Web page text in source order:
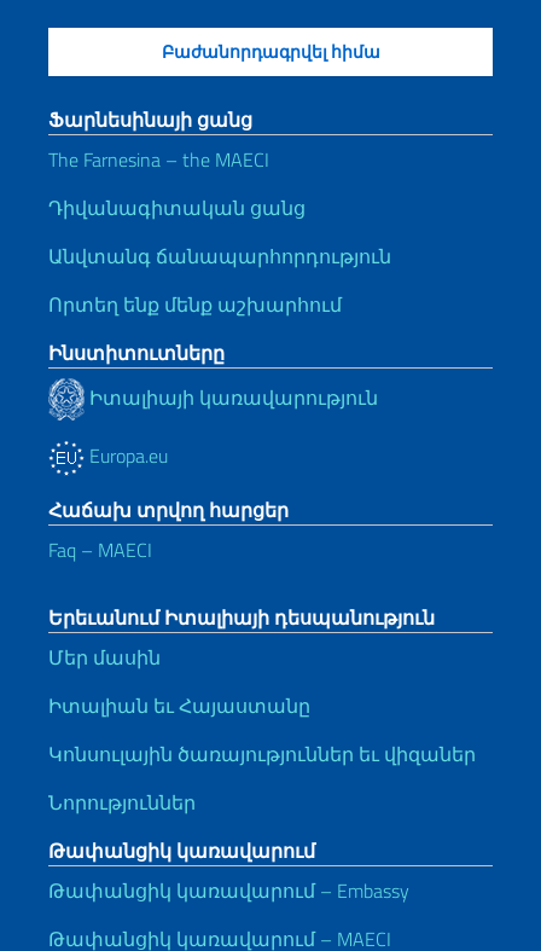
Ֆարնեսինայի ցանց
The Farnesina – the MAECI
Դիվանագիտական ցանց
Անվտանգ ճանապարհորդություն
Որտեղ ենք մենք աշխարհում
Ինստիտուտները
Իտալիայի կառավարություն
Europa.eu
Հաճախ տրվող հարցեր
Faq – MAECI
Երեւանում Իտալիայի դեսպանություն
Մեր մասին
Իտալիան եւ Հայաստանը
Կոնսուլային ծառայություններ եւ վիզաներ
Նորություններ
Թափանցիկ կառավարում
Թափանցիկ կառավարում – Embassy
Թափանցիկ կառավարում – MAECI